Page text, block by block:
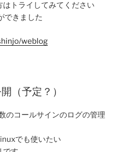
トライしてみてください
できました
weblog
（予定？）
のコールサインのログの管理
でも使いたい